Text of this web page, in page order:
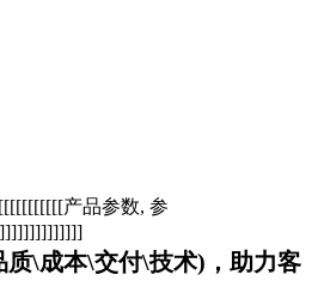
产品参数, 参
\成本\交付\技术)，助力客